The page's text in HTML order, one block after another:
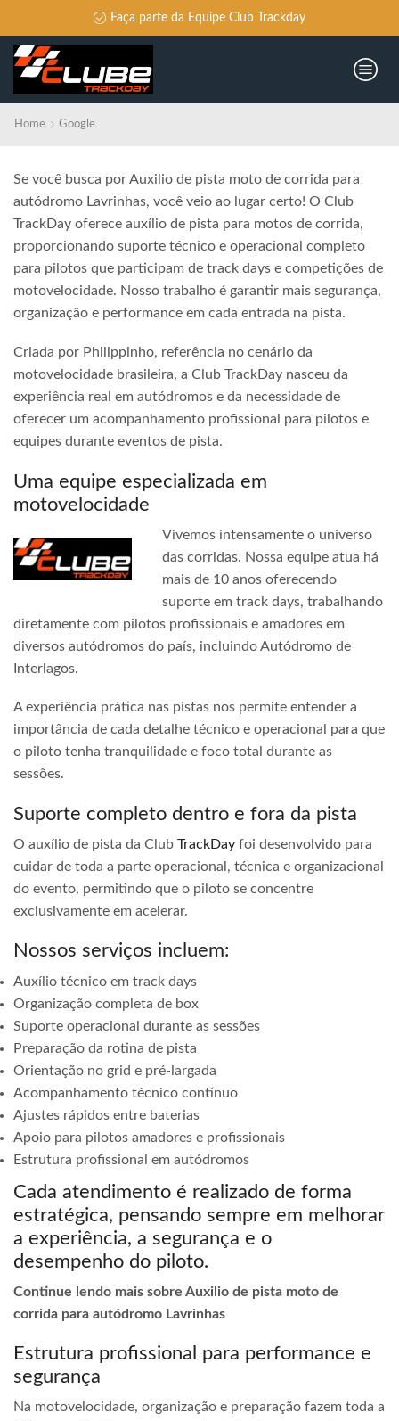
Faça parte da Equipe Club Trackday
Home Google
Se você busca por Auxilio de pista moto de corrida para
autódromo Lavrinhas, você veio ao lugar certo! O Club
TrackDay oferece auxílio de pista para motos de corrida,
proporcionando suporte técnico e operacional completo
para pilotos que participam de track days e competições de
motovelocidade. Nosso trabalho é garantir mais segurança,
organização e performance em cada entrada na pista.
Criada por Philippinho, referência no cenário da
motovelocidade brasileira, a Club TrackDay nasceu da
experiência real em autódromos e da necessidade de
oferecer um acompanhamento profissional para pilotos e
equipes durante eventos de pista.
Uma equipe especializada em
motovelocidade
Vivemos intensamente o universo
das corridas. Nossa equipe atua há
mais de 10 anos oferecendo
suporte em track days, trabalhando
diretamente com pilotos profissionais e amadores em
diversos autódromos do país, incluindo Autódromo de
Interlagos.
A experiência prática nas pistas nos permite entender a
importância de cada detalhe técnico e operacional para que
o piloto tenha tranquilidade e foco total durante as
sessões.
Suporte completo dentro e fora da pista
O auxílio de pista da Club TrackDay foi desenvolvido para
cuidar de toda a parte operacional, técnica e organizacional
do evento, permitindo que o piloto se concentre
exclusivamente em acelerar.
Nossos serviços incluem:
Auxílio técnico em track days
Organização completa de box
Suporte operacional durante as sessões
Preparação da rotina de pista
Orientação no grid e pré-largada
Acompanhamento técnico contínuo
Ajustes rápidos entre baterias
Apoio para pilotos amadores e profissionais
Estrutura profissional em autódromos
Cada atendimento é realizado de forma
estratégica, pensando sempre em melhorar
a experiência, a segurança e o
desempenho do piloto.
Continue lendo mais sobre Auxilio de pista moto de
corrida para autódromo Lavrinhas
Estrutura profissional para performance e
segurança
Na motovelocidade, organização e preparação fazem toda a